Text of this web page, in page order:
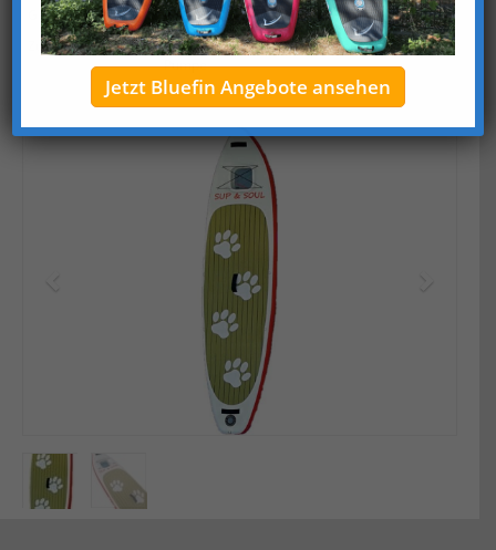
Gewicht
10,9 kg
Zubehör
SUP-Tasche, Reparaturset, Douple-Action-
Pumpe
Jetzt Bluefin Angebote ansehen